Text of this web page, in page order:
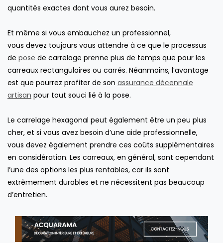
quantités exactes dont vous aurez besoin.
Et même si vous embauchez un professionnel,
vous devez toujours vous attendre à ce que le processus
de pose de carrelage prenne plus de temps que pour les
carreaux rectangulaires ou carrés. Néanmoins, l’avantage
est que pourrez profiter de son assurance décennale
artisan pour tout souci lié à la pose.
Le carrelage hexagonal peut également être un peu plus
cher, et si vous avez besoin d’une aide professionnelle,
vous devez également prendre ces coûts supplémentaires
en considération. Les carreaux, en général, sont cependant
l’une des options les plus rentables, car ils sont
extrêmement durables et ne nécessitent pas beaucoup
d’entretien.